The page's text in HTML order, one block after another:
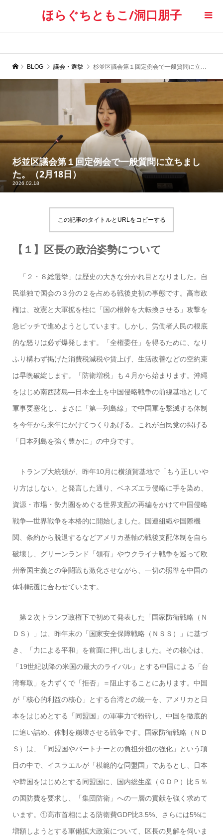
ほらぐちともこ/洞口朋子
BLOG 議会・選挙 杉並区議会第１回定例会で一般質問に立ちました。（2月18日）
杉並区議会第１回定例会で一般質問に立ちまし
た。（2月18日）
2026.02.18
この記事のタイトルとURLをコピーする
【１】区長の政治姿勢について
「２・８総選挙」は歴史の大きな分かれ目となりました。自
民単独で国会の３分の２を占める戦後史初の事態です。高市政
権は、改憲と大軍拡を柱に「国の根幹を大転換させる」攻撃を
急ピッチで進めようとしています。しかし、労働者人民の根底
的な怒りは必ず爆発します。「全権委任」を得るために、なり
ふり構わず掲げた消費税減税や賃上げ、生活改善などの空約束
は早晩破綻します。「防衛増税」も４月から始まります。沖縄
をはじめ南西諸島―日本全土を中国侵略戦争の前線基地として
軍事要塞化し、まさに「第一列島線」で中国軍を撃滅する体制
を今年から来年にかけてつくりあげる。これが自民党の掲げる
「日本列島を強く豊かに」の中身です。
トランプ大統領が、昨年10月に横須賀基地で「もう正しいや
り方はしない」と発言した通り、ベネズエラ侵略に手を染め、
資源・市場・勢力圏をめぐる世界支配の再編をかけて中国侵略
戦争―世界戦争を本格的に開始しました。国連組織や国際機
関、条約から脱退するなどアメリカ基軸の戦後支配体制を自ら
破壊し、グリーンランド「領有」やウクライナ戦争を巡って欧
州帝国主義との争闘戦も激化させながら、一切の照準を中国の
体制転覆に合わせています。
第２次トランプ政権下で初めて発表した「国家防衛戦略（Ｎ
ＤＳ）」は、昨年末の「国家安全保障戦略（ＮＳＳ）」に基づ
き、「力による平和」を前面に押し出しました。その核心は、
「19世紀以降の米国の最大のライバル」とする中国による「台
湾奪取」を力ずくで「拒否」＝阻止することにあります。中国
が「核心的利益の核心」とする台湾との統一を、アメリカと日
本をはじめとする「同盟国」の軍事力で粉砕し、中国を徹底的
に追い詰め、体制を崩壊させる戦争です。国家防衛戦略（ＮＤ
Ｓ）は、「同盟国やパートナーとの負担分担の強化」という項
目の中で、イスラエルが「模範的な同盟国」であるとし、日本
や韓国をはじめとする同盟国に、国内総生産（ＧＤＰ）比５％
の国防費を要求し、「集団防衛」への一層の貢献を強く求めて
います。①高市首相による防衛費GDP比3.5%、さらには5%に
増額しようとする軍備拡大政策について、区長の見解を伺いま